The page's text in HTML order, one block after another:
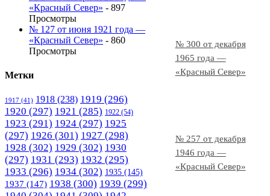
№ 300 от декабря
1965 года —
«Красный Север»
№ 257 от декабря
1946 года —
«Красный Север»
«Красный Север» - 897
Просмотры
№ 127 от июня 1921 года —
«Красный Север» - 860
Просмотры
Метки
1917 (41) 1918 (238) 1919 (296)
1920 (297) 1921 (285) 1922 (54)
1923 (291) 1924 (297) 1925
(297) 1926 (301) 1927 (298)
1928 (302) 1929 (302) 1930
(297) 1931 (293) 1932 (295)
1933 (296) 1934 (302) 1935 (145)
1937 (147) 1938 (300) 1939 (299)